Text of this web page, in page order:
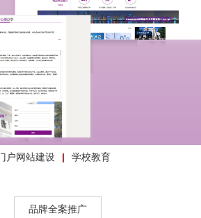
户网站建设 学校教育
品牌全案推广